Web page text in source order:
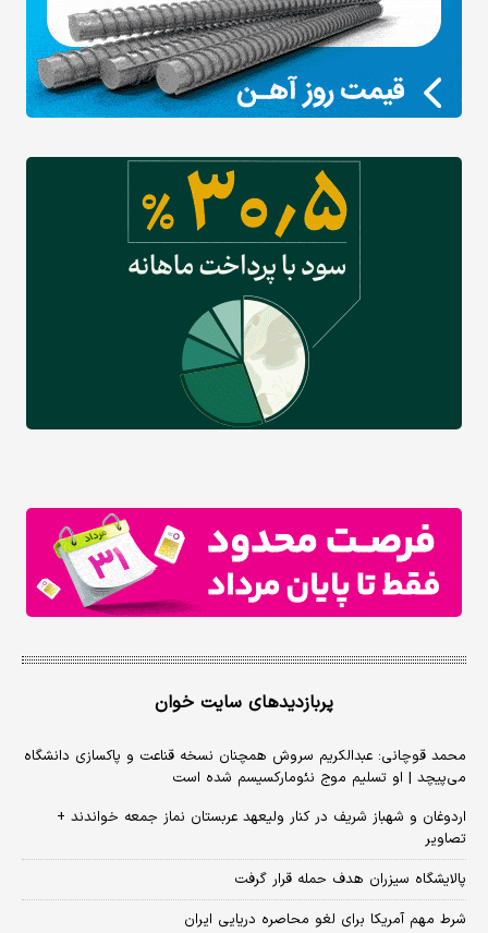
پربازدیدهای سایت خوان
محمد قوچانی: عبدالکریم سروش همچنان نسخه قناعت و پاکسازی دانشگاه
می‌پیچد | او تسلیم موج نئومارکسیسم شده است
اردوغان و شهباز شریف در کنار ولیعهد عربستان نماز جمعه خواندند +
تصاویر
پالایشگاه سیزران هدف حمله قرار گرفت
شرط مهم آمریکا برای لغو محاصره دریایی ایران